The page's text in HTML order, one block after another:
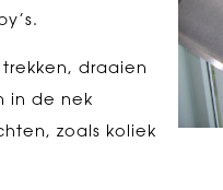
draaien
in de nek
zoals koliek